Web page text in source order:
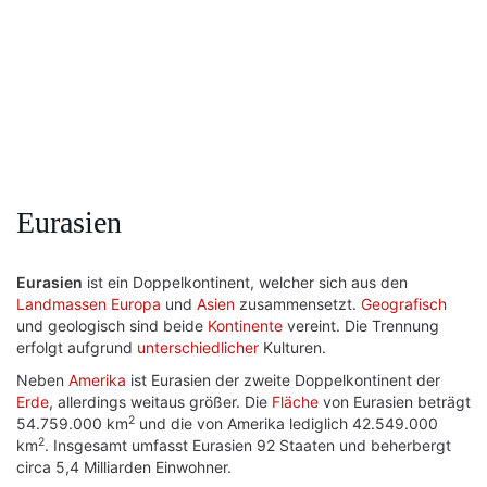
Eurasien
Eurasien ist ein Doppelkontinent, welcher sich aus den
Landmassen Europa und Asien zusammensetzt. Geografisch
und geologisch sind beide Kontinente vereint. Die Trennung
erfolgt aufgrund unterschiedlicher Kulturen.
Neben Amerika ist Eurasien der zweite Doppelkontinent der
Erde, allerdings weitaus größer. Die Fläche von Eurasien beträgt
54.759.000 km2 und die von Amerika lediglich 42.549.000
km2. Insgesamt umfasst Eurasien 92 Staaten und beherbergt
circa 5,4 Milliarden Einwohner.